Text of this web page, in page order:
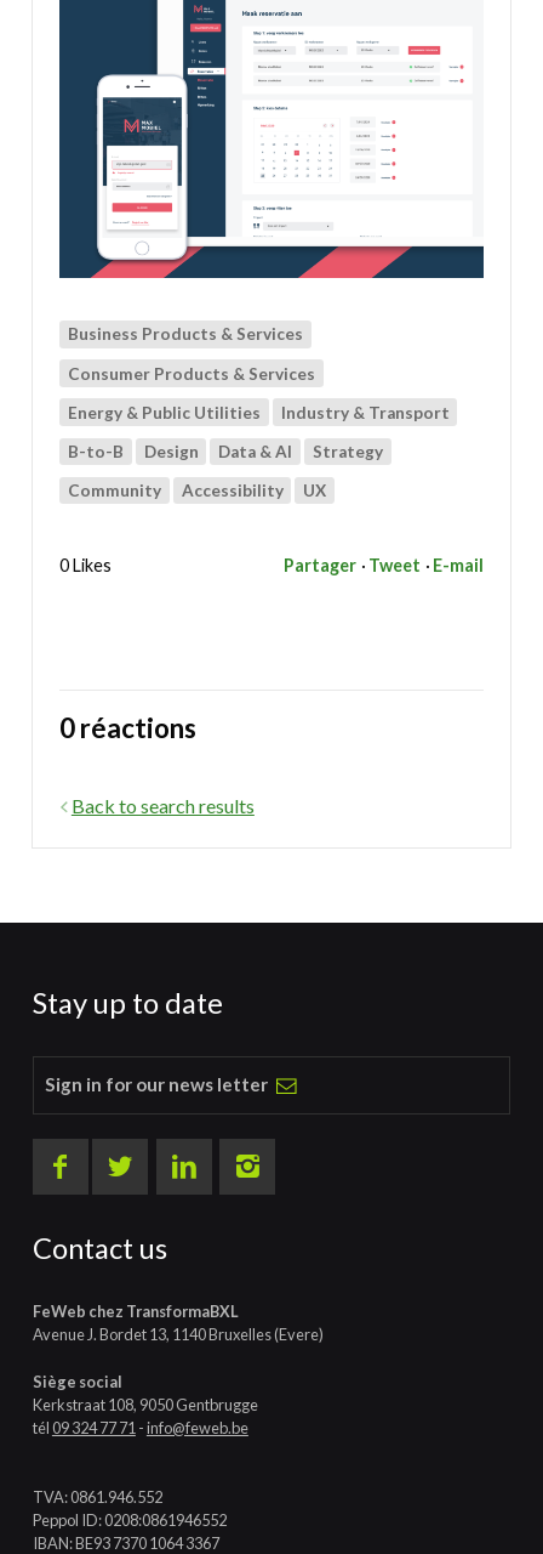
Business Products & Services
Consumer Products & Services
Energy & Public Utilities Industry & Transport
B-to-B Design Data & AI Strategy
Community Accessibility UX
0 Likes Partager Tweet E-mail
0 réactions
Back to search results
Stay up to date
Sign in for our news letter
Contact us
FeWeb chez TransformaBXL
Avenue J. Bordet 13, 1140 Bruxelles (Evere)
Siège social
Kerkstraat 108, 9050 Gentbrugge
tél09 324 77 71 -info@feweb.be
TVA: 0861.946.552
Peppol ID: 0208:0861946552
IBAN: BE93 7370 1064 3367